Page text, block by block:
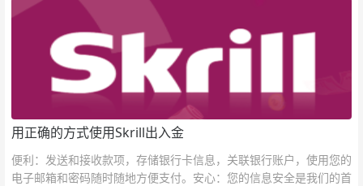
用正确的方式使用Skrill出入金
便利：发送和接收款项，存储银行卡信息，关联银行账户，使用您的
电子邮箱和密码随时随地方便支付。安心：您的信息安全是我们的首